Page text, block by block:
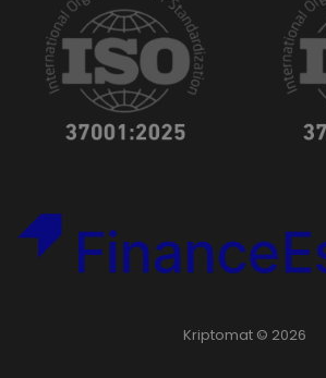
Kriptomat © 2026